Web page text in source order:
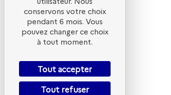
conservons votre choix
pendant 6 mois. Vous
pouvez changer ce choix
à tout moment.
Tout accepter
Tout refuser